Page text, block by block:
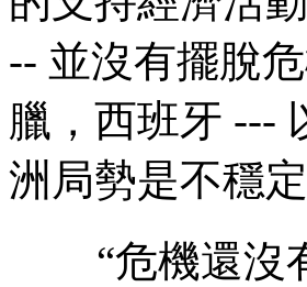
-- 並沒有擺脫
臘，西班牙 ---
洲局勢是不穩
“危機還沒